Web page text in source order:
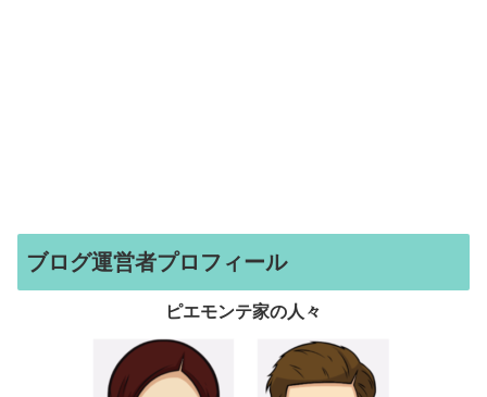
ブログ運営者プロフィール
ピエモンテ家の人々